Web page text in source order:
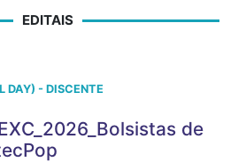
EDITAIS
- DISCENTE
de